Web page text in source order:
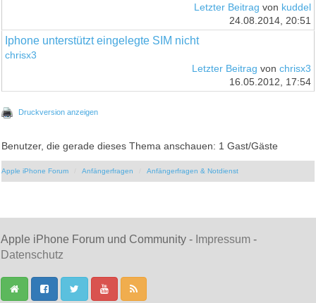
Letzter Beitrag von kuddel
24.08.2014, 20:51
Iphone unterstützt eingelegte SIM nicht
chrisx3
Letzter Beitrag von chrisx3
16.05.2012, 17:54
Druckversion anzeigen
Benutzer, die gerade dieses Thema anschauen: 1 Gast/Gäste
Apple iPhone Forum Anfängerfragen Anfängerfragen & Notdienst
Apple iPhone Forum und Community - Impressum -
Datenschutz